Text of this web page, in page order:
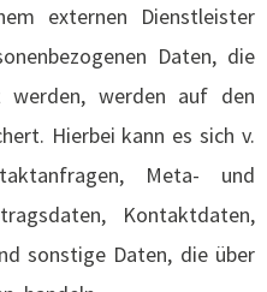
externen Dienstleister
Daten, die
werden auf den
Hierbei kann es sich v.
Meta- und
Kontaktdaten,
sonstige Daten, die über